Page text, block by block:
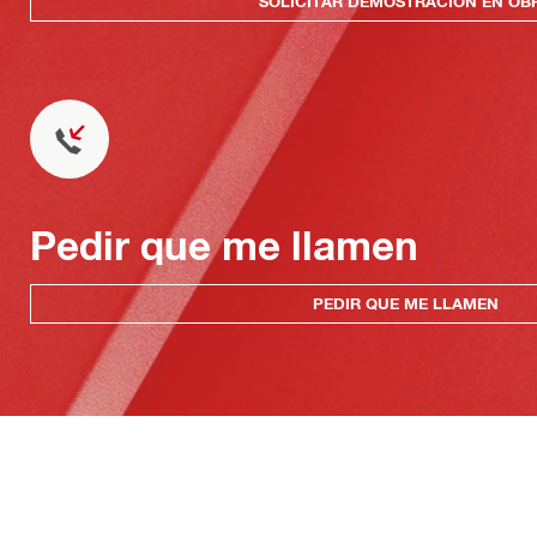
Pedir que me llamen
PEDIR QUE ME LLAMEN